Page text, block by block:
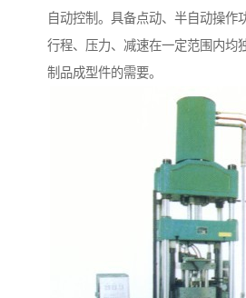
自动控制。具备点动、半自动操作
行程、压力、减速在一定范围内均
制品成型件的需要。